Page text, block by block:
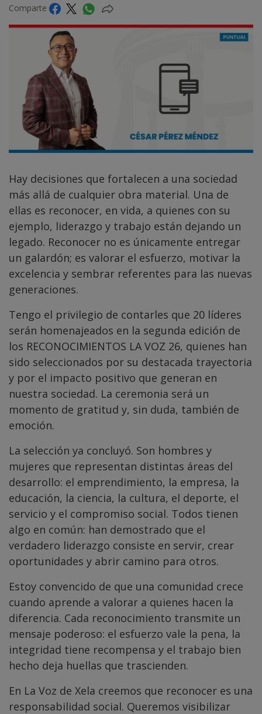
Comparte
Hay decisiones que fortalecen a una sociedad
más allá de cualquier obra material. Una de
ellas es reconocer, en vida, a quienes con su
ejemplo, liderazgo y trabajo están dejando un
legado. Reconocer no es únicamente entregar
un galardón; es valorar el esfuerzo, motivar la
excelencia y sembrar referentes para las nuevas
generaciones.
Tengo el privilegio de contarles que 20 líderes
serán homenajeados en la segunda edición de
los RECONOCIMIENTOS LA VOZ 26, quienes han
sido seleccionados por su destacada trayectoria
y por el impacto positivo que generan en
nuestra sociedad. La ceremonia será un
momento de gratitud y, sin duda, también de
emoción.
La selección ya concluyó. Son hombres y
mujeres que representan distintas áreas del
desarrollo: el emprendimiento, la empresa, la
educación, la ciencia, la cultura, el deporte, el
servicio y el compromiso social. Todos tienen
algo en común: han demostrado que el
verdadero liderazgo consiste en servir, crear
oportunidades y abrir camino para otros.
Estoy convencido de que una comunidad crece
cuando aprende a valorar a quienes hacen la
diferencia. Cada reconocimiento transmite un
mensaje poderoso: el esfuerzo vale la pena, la
integridad tiene recompensa y el trabajo bien
hecho deja huellas que trascienden.
En La Voz de Xela creemos que reconocer es una
responsabilidad social. Queremos visibilizar